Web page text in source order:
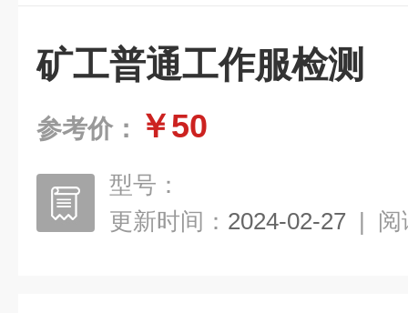
矿工普通工作服检测
参考价： ￥50
型号：
更新时间： 2024-02-27 | 阅